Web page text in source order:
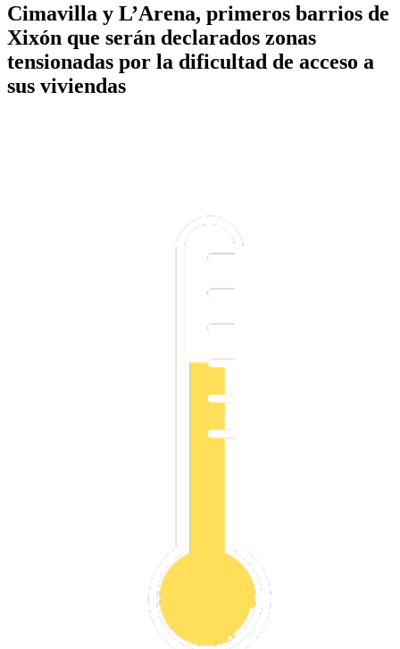
Cimavilla y L’Arena, primeros barrios de
Xixón que serán declarados zonas
tensionadas por la dificultad de acceso a
sus viviendas